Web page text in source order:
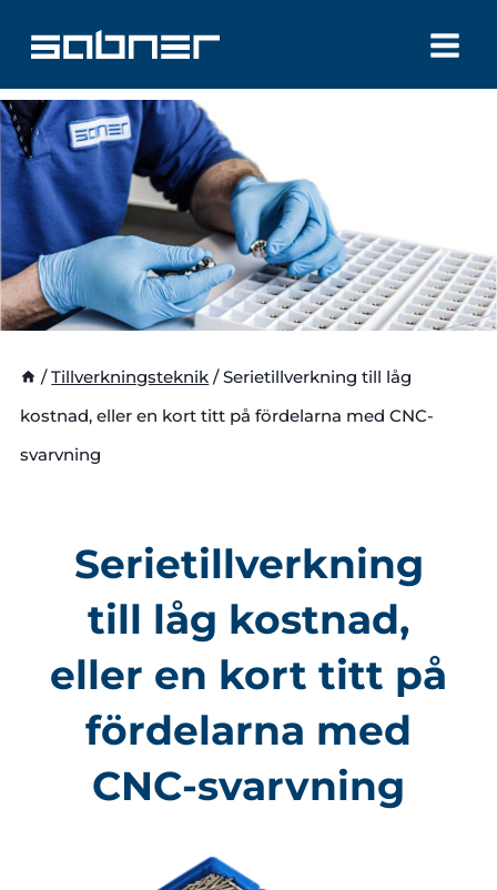
content
/ Tillverkningsteknik / Serietillverkning till låg
kostnad, eller en kort titt på fördelarna med CNC-
svarvning
Serietillverkning
till låg kostnad,
eller en kort titt på
fördelarna med
CNC-svarvning